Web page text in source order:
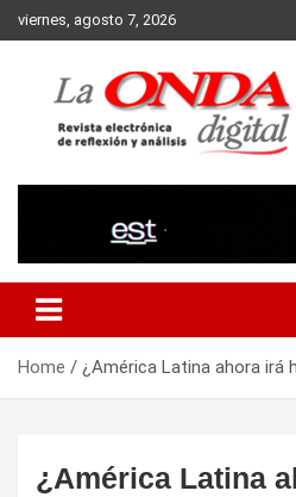
Skip
to
viernes, agosto 7, 2026
Home ¿América Latina ahora irá
¿América Latina